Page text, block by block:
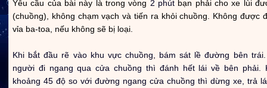
Yêu cầu của bài này là trong vòng 2 phút bạn phải cho xe lùi
(chuồng), không chạm vạch và tiến ra khỏi chuồng. Không được
vỉa ba-toa, nếu không sẽ bị loại.
Khi bắt đầu rẽ vào khu vực chuồng, bám sát lề đường bên
người đi ngang qua cửa chuồng thì đánh hết lái về bên phải.
khoảng 45 độ so với đường ngang cửa chuồng thì dừng xe, trả